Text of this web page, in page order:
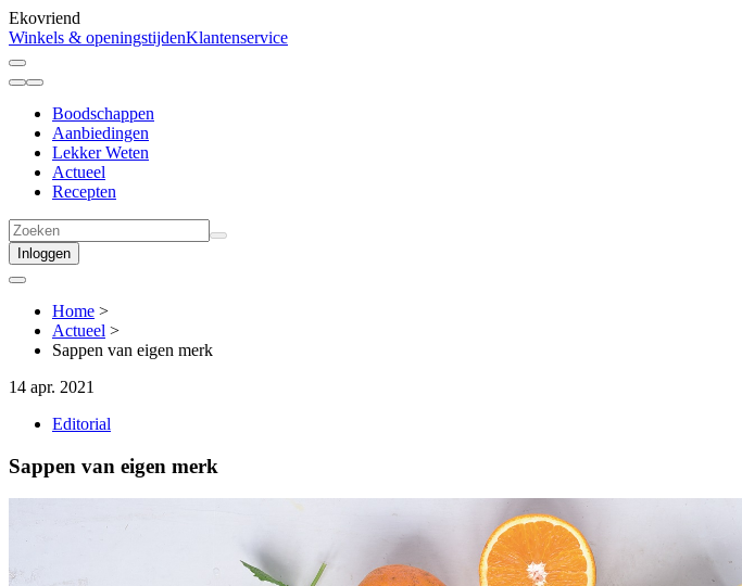
Ekovriend
Winkels & openingstijdenKlantenservice
Boodschappen
Aanbiedingen
Lekker Weten
Actueel
Recepten
Inloggen
Home >
Actueel >
Sappen van eigen merk
14 apr. 2021
Editorial
Sappen van eigen merk